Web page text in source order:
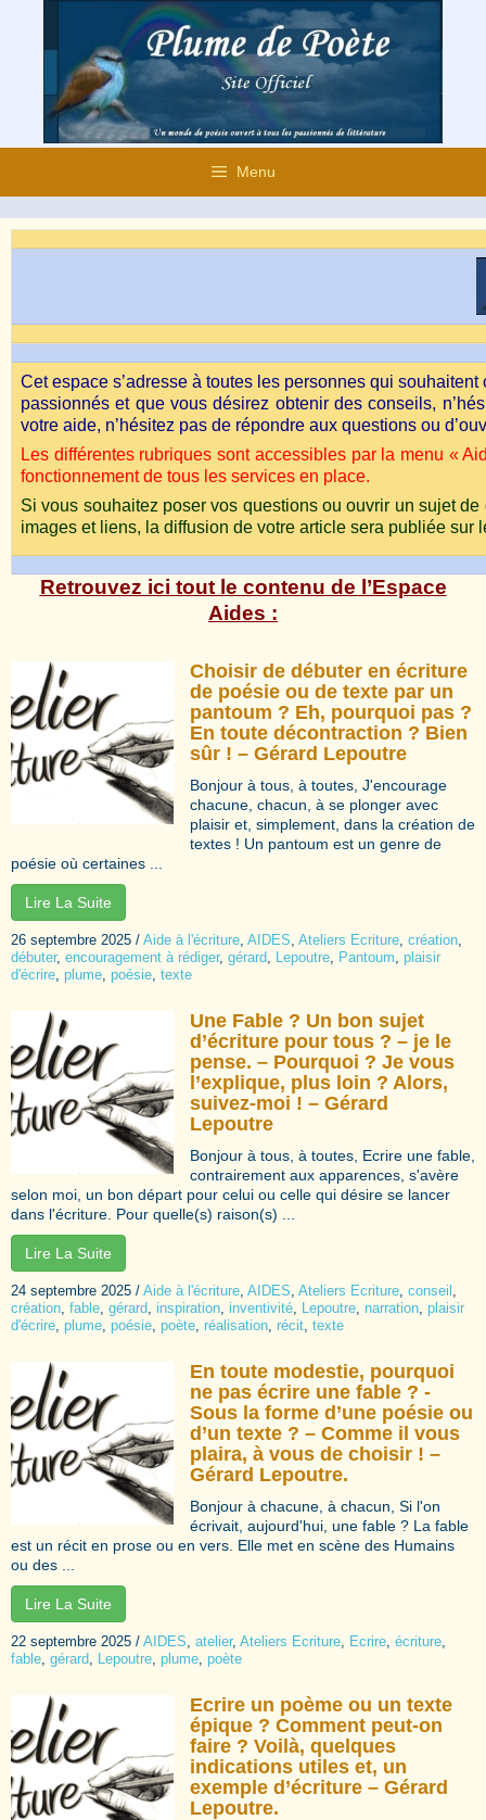
contenu
Menu
Cet espace s’adresse à toutes les personnes qui
passionnés et que vous désirez obtenir des conseils,
votre aide, n’hésitez pas de répondre aux questions ou
Les différentes rubriques sont accessibles par la menu «
fonctionnement de tous les services en place.
Si vous souhaitez poser vos questions ou ouvrir un sujet
images et liens, la diffusion de votre article sera publiée sur
Retrouvez ici tout le contenu de l’Espace
Aides :
Choisir de débuter en écriture
de poésie ou de texte par un
pantoum ? Eh, pourquoi pas ?
En toute décontraction ? Bien
sûr ! – Gérard Lepoutre
Bonjour à tous, à toutes, J'encourage
chacune, chacun, à se plonger avec
plaisir et, simplement, dans la création de
textes ! Un pantoum est un genre de
poésie où certaines ...
Lire La Suite
26 septembre 2025 / Aide à l'écriture AIDES Ateliers Ecriture création
débuter, encouragement à rédiger, gérard Lepoutre Pantoum plaisir
d'écrire plume poésie texte
Une Fable ? Un bon sujet
d’écriture pour tous ? – je le
pense. – Pourquoi ? Je vous
l’explique, plus loin ? Alors,
suivez-moi ! – Gérard
Lepoutre
Bonjour à tous, à toutes, Ecrire une fable,
contrairement aux apparences, s'avère
selon moi, un bon départ pour celui ou celle qui désire se lancer
dans l'écriture. Pour quelle(s) raison(s) ...
Lire La Suite
24 septembre 2025 / Aide à l'écriture AIDES Ateliers Ecriture conseil
création fable gérard inspiration inventivité Lepoutre narration plaisir
d'écrire plume poésie poète réalisation récit texte
En toute modestie, pourquoi
ne pas écrire une fable ? -
Sous la forme d’une poésie ou
d’un texte ? – Comme il vous
plaira, à vous de choisir ! –
Gérard Lepoutre.
Bonjour à chacune, à chacun, Si l'on
écrivait, aujourd'hui, une fable ? La fable
est un récit en prose ou en vers. Elle met en scène des Humains
ou des ...
Lire La Suite
22 septembre 2025 / AIDES atelier, Ateliers Ecriture Ecrire écriture
fable gérard Lepoutre plume poète
Ecrire un poème ou un texte
épique ? Comment peut-on
faire ? Voilà, quelques
indications utiles et, un
exemple d’écriture – Gérard
Lepoutre.